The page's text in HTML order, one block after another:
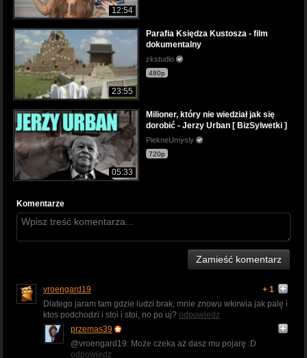
12:54
23:55
Parafia Księdza Kustosza - film
dokumentalny
zkstudio
480p
05:33
Milioner, który nie wiedział jak się
dorobić - Jerzy Urban [ BizSylwetki ]
PiekneUmysly
720p
Komentarze
Zamieść komentarz
vroengard19
+ 1
Dlatego jaram tam gdzie ludzi brak, mnie znowu wkirwia jak palę i
ktos podchodzi i stoi i stoi, no po uj? odpowiedz
przemas39
@vroengard19: Może czeka aż dasz mu pojarę :D
odpowiedz